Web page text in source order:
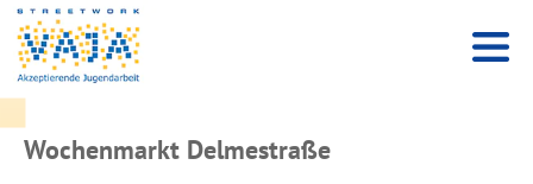
Wochenmarkt Delmestraße